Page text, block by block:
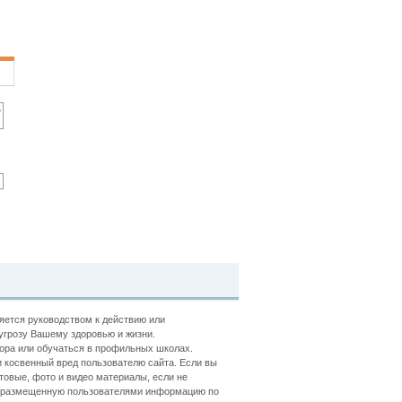
руководством к действию или
Вашему здоровью и жизни.
или обучаться в профильных школах.
вред пользователю сайта. Если вы
фото и видео материалы, если не
размещенную пользователями информацию по